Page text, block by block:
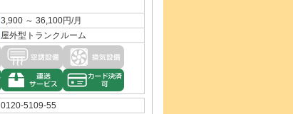
3,900 ～ 36,100円/月
屋外型トランクルーム
0120-5109-55